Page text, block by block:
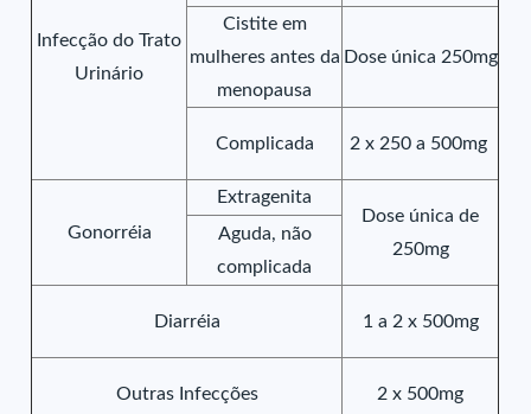
Infecção do Trato
Urinário
Cistite em
mulheres antes da
menopausa
Dose única 250mg
Complicada 2 x 250 a 500mg
Gonorréia
Extragenita
Dose única de
250mg
Aguda, não
complicada
Diarréia 1 a 2 x 500mg
Outras Infecções 2 x 500mg